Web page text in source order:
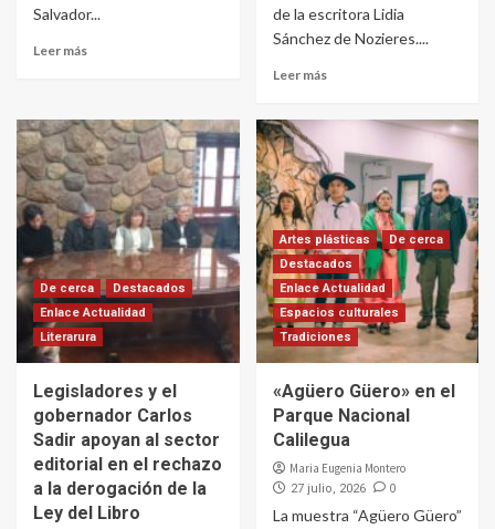
Salvador...
Leer más
de la escritora Lidia
Sánchez de Nozieres....
Leer más
De cerca
Destacados
Enlace Actualidad
Literarura
Legisladores y el
gobernador Carlos
Sadir apoyan al sector
editorial en el rechazo
a la derogación de la
Ley del Libro
Artes plásticas
De cerca
Destacados
Enlace Actualidad
Espacios culturales
Tradiciones
«Agüero Güero» en el
Parque Nacional
Calilegua
Maria Eugenia Montero
27 julio, 2026 0
La muestra “Agüero Güero”